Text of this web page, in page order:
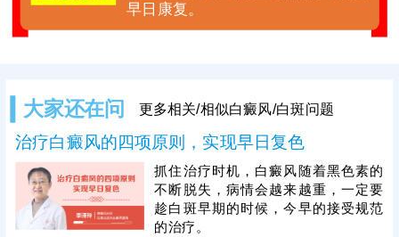
早日康复。
大家还在问 更多相关/相似白癜风/白斑问题
治疗白癜风的四项原则，实现早日复色
抓住治疗时机，白癜风随着黑色素的
不断脱失，病情会越来越重，一定要
趁白斑早期的时候，今早的接受规范
的治疗。